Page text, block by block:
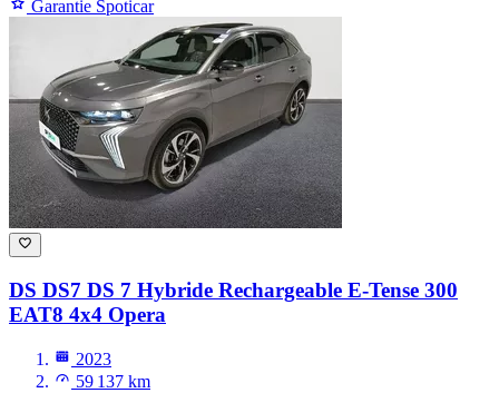
Garantie Spoticar
DS DS7 DS 7 Hybride Rechargeable E-Tense 300
EAT8 4x4 Opera
2023
59 137 km